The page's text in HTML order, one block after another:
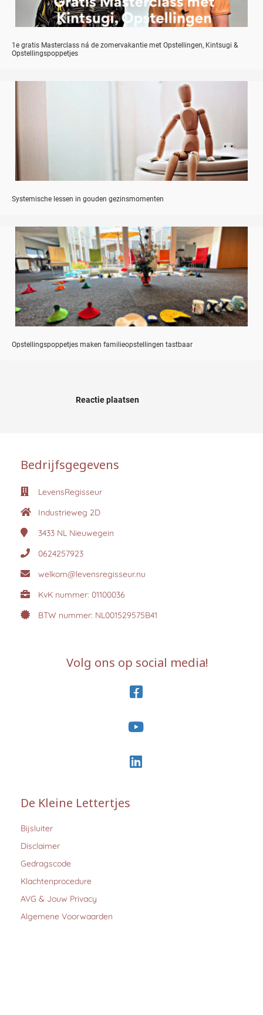
1e gratis Masterclass ná de zomervakantie met Opstellingen, Kintsugi &
Opstellingspoppetjes
Systemische lessen in gouden gezinsmomenten
Opstellingspoppetjes maken familieopstellingen tastbaar
Reactie plaatsen
Bedrijfsgegevens
LevensRegisseur
Industrieweg 2D
3433 NL Nieuwegein
0624257923
welkom@levensregisseur.nu
KvK nummer: 01100036
BTW nummer: NL001529575B41
Volg ons op social media!
De Kleine Lettertjes
Bijsluiter
Disclaimer
Gedragscode
Klachtenprocedure
AVG & Jouw Privacy
Algemene Voorwaarden